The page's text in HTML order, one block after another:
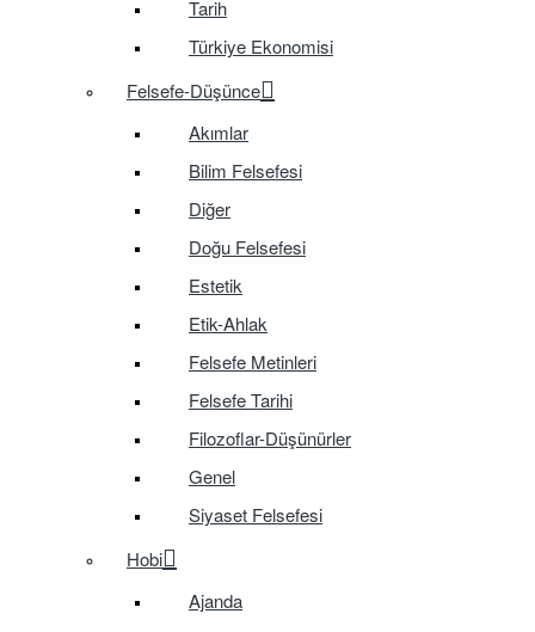
Tarih
Türkiye Ekonomisi
Felsefe-Düşünce
Akımlar
Bilim Felsefesi
Diğer
Doğu Felsefesi
Estetik
Etik-Ahlak
Felsefe Metinleri
Felsefe Tarihi
Filozoflar-Düşünürler
Genel
Siyaset Felsefesi
Hobi
Ajanda